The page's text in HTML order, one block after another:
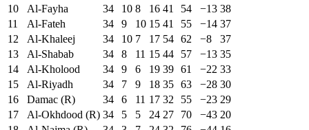
10
Al-Fayha 34 10 8 16 41 54 −13 38
11
Al-Fateh 34 9 10 15 41 55 −14 37
12
Al-Khaleej 34 10 7 17 54 62 −8
37
13
Al-Shabab 34 8 11 15 44 57 −13 35
14
Al-Kholood 34 9 6 19 39 61 −22 33
15
Al-Riyadh 34 7 9 18 35 63 −28 30
16
Damac (R) 34 6 11 17 32 55 −23 29
17
Al-Okhdood (R) 34 5 5 24 27 70 −43 20